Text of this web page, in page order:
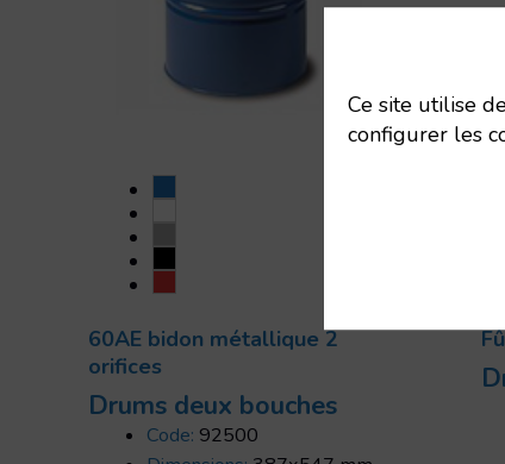
60AE bidon métallique 2
orifices
Drums deux bouches
Code: 92500
Ce site utilise
configurer les